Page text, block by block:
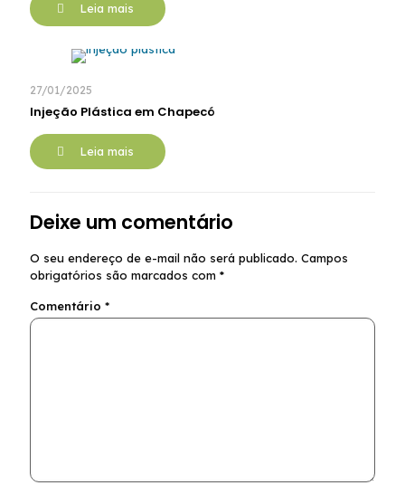
Leia mais
27/01/2025
Injeção Plástica em Chapecó
Leia mais
Deixe um comentário
O seu endereço de e-mail não será publicado. Campos
obrigatórios são marcados com *
Comentário *